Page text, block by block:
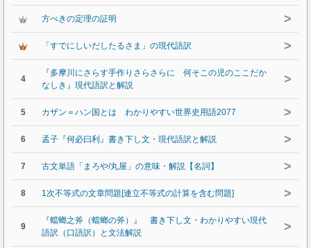
方べきの定理の証明 >
「すでにしいだしたるさま」の現代語訳 >
4
『多摩川にさらす手作りさらさらに 何そこの児のここだか
なしき』現代語訳と解説
>
5 カザン＝ハン国とは わかりやすい世界史用語2077 >
6 孟子『何必曰利』書き下し文・現代語訳と解説 >
7 古文単語「まろや/丸屋」の意味・解説【名詞】 >
8 1次不等式の文章問題[連立不等式の計算を含む問題] >
9
『蟷螂之斧（蟷螂の斧）』 書き下し文・わかりやすい現代
語訳（口語訳）と文法解説
>